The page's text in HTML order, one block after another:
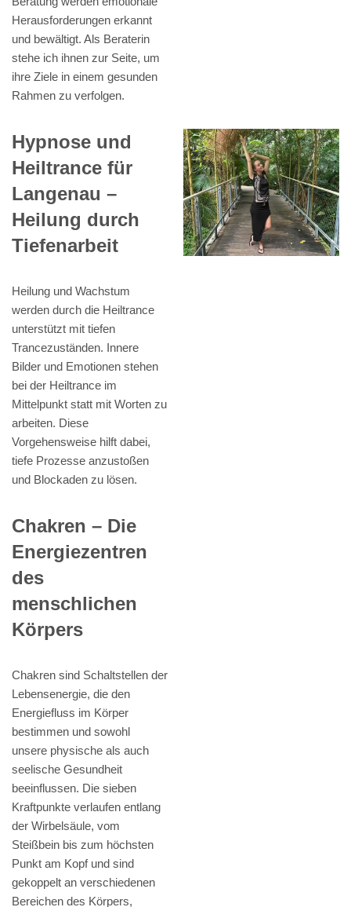
Herausforderungen erkannt
und bewältigt. Als Beraterin
stehe ich ihnen zur Seite, um
ihre Ziele in einem gesunden
Rahmen zu verfolgen.
Hypnose und
Heiltrance für
Langenau –
Heilung durch
Tiefenarbeit
Heilung und Wachstum
werden durch die Heiltrance
unterstützt mit tiefen
Trancezuständen. Innere
Bilder und Emotionen stehen
bei der Heiltrance im
Mittelpunkt statt mit Worten zu
arbeiten. Diese
Vorgehensweise hilft dabei,
tiefe Prozesse anzustoßen
und Blockaden zu lösen.
Chakren – Die
Energiezentren
des
menschlichen
Körpers
Chakren sind Schaltstellen der
Lebensenergie, die den
Energiefluss im Körper
bestimmen und sowohl
unsere physische als auch
seelische Gesundheit
beeinflussen. Die sieben
Kraftpunkte verlaufen entlang
der Wirbelsäule, vom
Steißbein bis zum höchsten
Punkt am Kopf und sind
gekoppelt an verschiedenen
Bereichen des Körpers,